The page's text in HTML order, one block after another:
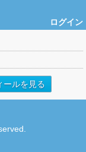
ログイン
ールを見る